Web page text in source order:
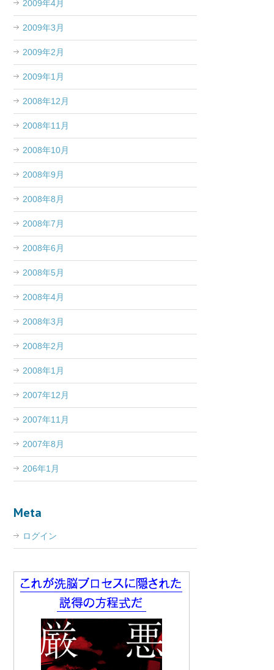
2009年4月
2009年3月
2009年2月
2009年1月
2008年12月
2008年11月
2008年10月
2008年9月
2008年8月
2008年7月
2008年6月
2008年5月
2008年4月
2008年3月
2008年2月
2008年1月
2007年12月
2007年11月
2007年8月
206年1月
Meta
ログイン